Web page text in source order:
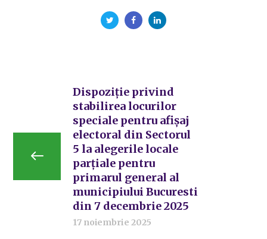
Dispoziție privind
stabilirea locurilor
speciale pentru afișaj
electoral din Sectorul
5 la alegerile locale
parțiale pentru
primarul general al
municipiului Bucuresti
din 7 decembrie 2025
17 noiembrie 2025